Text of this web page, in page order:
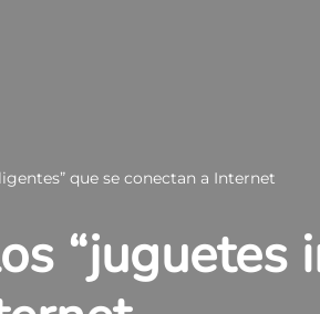
que se conectan a Internet
“juguetes